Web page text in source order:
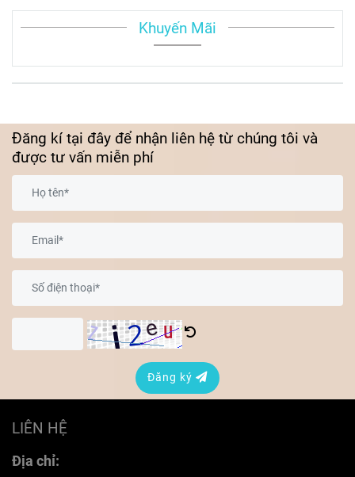
Khuyến Mãi
Đăng kí tại đây để nhận liên hệ từ chúng tôi và
được tư vấn miễn phí
Đăng ký
LIÊN HỆ
Địa chỉ: